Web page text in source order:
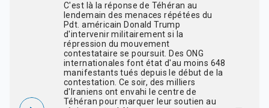
C'est là la réponse de Téhéran au
lendemain des menaces répétées du
Pdt. américain Donald Trump
d'intervenir militairement si la
répression du mouvement
contestataire se poursuit. Des ONG
internationales font état d'au moins 648
manifestants tués depuis le début de la
contestation. Ce soir, des milliers
d'Iraniens ont envahi le centre de
Téhéran pour marquer leur soutien au